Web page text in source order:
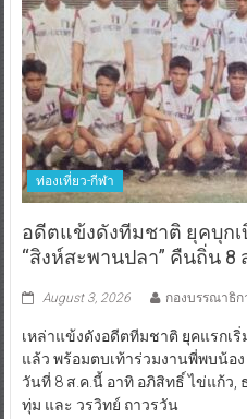
ท่องเที่ยว-กีฬา
อดีตแข้งดังทีมชาติ ยุคบุกเ
“สิงห์สะพานปลา” คืนถิ่น 8
August 3, 2026 กองบรรณาธิก
เหล่าแข้งดังอดีตทีมชาติ ยุคแรกเริ่
แล้ว พร้อมตบเท้าร่วมงานพี่พบน้อ
วันที่ 8 ส.ค.นี้ อาทิ อภิสิทธิ์ ไข่แก้ว
ทุ่ม และ วรวิทย์ ถาวรวัน